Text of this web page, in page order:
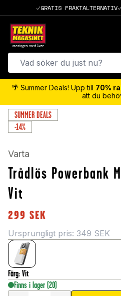
GRATIS FRAKTALTERNATIV
🌴 Summer Deals! Upp till 70%
att du
SUMMER DEALS
-14%
0/4
Varta
Trådlös Powerbank
Vit
299 SEK
Ursprungligt pris: 349 SEK
Färg: Vit
Finns i lager (20)